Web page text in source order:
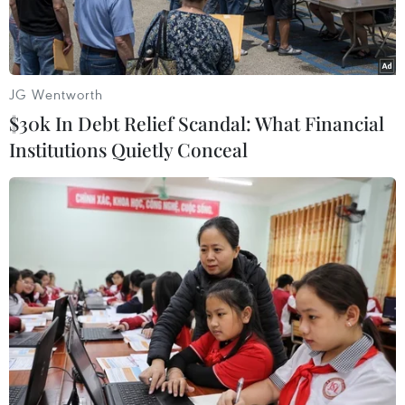
Phó Chủ tịch nước NguyễnThị Doan trao tặng Danh hiệu Anh
hùng Lực lượng vũ trang nhân dân cho các Thanh niên Xung
phong Mặt trận Điện Biên Phủ. (Ảnh: Nguyễn Dân/TTXVN)
Ngày 16/10, tại Bảo tàng Hồ Chí Minh, Trung
ương Hội Cựu Thanh niên xung phong Việt Nam
JG Wentworth
$30k In Debt Relief Scandal: What Financial
Institutions Quietly Conceal